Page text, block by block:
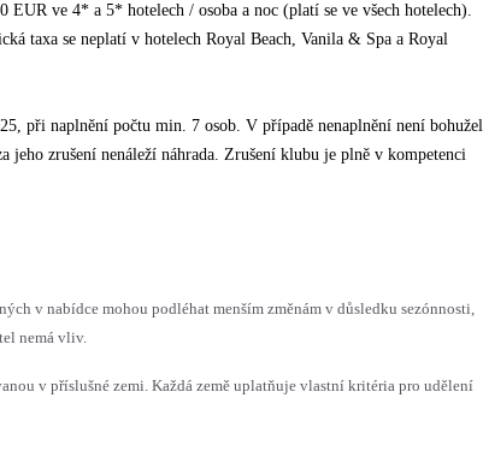
ve 4* a 5* hotelech / osoba a noc (platí se ve všech hotelech).
taxa se neplatí v hotelech Royal Beach, Vanila & Spa a Royal
při naplnění počtu min. 7 osob. V případě nenaplnění není bohužel
zrušení nenáleží náhrada. Zrušení klubu je plně v kompetenci
v nabídce mohou podléhat menším změnám v důsledku sezónnosti,
nemá vliv.
v příslušné zemi. Každá země uplatňuje vlastní kritéria pro udělení